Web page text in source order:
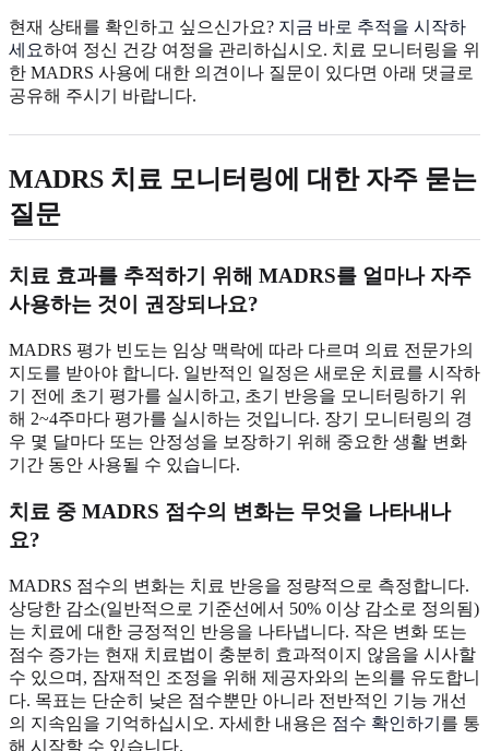
현재 상태를 확인하고 싶으신가요? 지금 바로 추적을 시작하
세요하여 정신 건강 여정을 관리하십시오. 치료 모니터링을 위
한 MADRS 사용에 대한 의견이나 질문이 있다면 아래 댓글로
공유해 주시기 바랍니다.
MADRS 치료 모니터링에 대한 자주 묻는
질문
치료 효과를 추적하기 위해 MADRS를 얼마나 자주
사용하는 것이 권장되나요?
MADRS 평가 빈도는 임상 맥락에 따라 다르며 의료 전문가의
지도를 받아야 합니다. 일반적인 일정은 새로운 치료를 시작하
기 전에 초기 평가를 실시하고, 초기 반응을 모니터링하기 위
해 2~4주마다 평가를 실시하는 것입니다. 장기 모니터링의 경
우 몇 달마다 또는 안정성을 보장하기 위해 중요한 생활 변화
기간 동안 사용될 수 있습니다.
치료 중 MADRS 점수의 변화는 무엇을 나타내나
요?
MADRS 점수의 변화는 치료 반응을 정량적으로 측정합니다.
상당한 감소(일반적으로 기준선에서 50% 이상 감소로 정의됨)
는 치료에 대한 긍정적인 반응을 나타냅니다. 작은 변화 또는
점수 증가는 현재 치료법이 충분히 효과적이지 않음을 시사할
수 있으며, 잠재적인 조정을 위해 제공자와의 논의를 유도합니
다. 목표는 단순히 낮은 점수뿐만 아니라 전반적인 기능 개선
의 지속임을 기억하십시오. 자세한 내용은 점수 확인하기 를 통
해 시작할 수 있습니다.